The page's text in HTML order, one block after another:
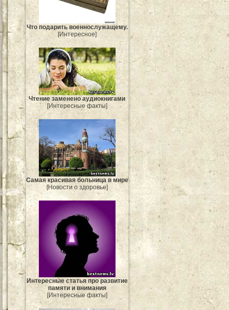
Что подарить военнослужащему.
[Интересное]
Чтение заменено аудиокнигами
[Интересные факты]
Самая красивая больница в мире
[Новости о здоровье]
Интересные статья про развитие
памяти и внимания
[Интересные факты]